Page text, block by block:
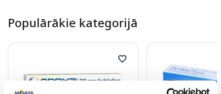
Populārākie kategorijā